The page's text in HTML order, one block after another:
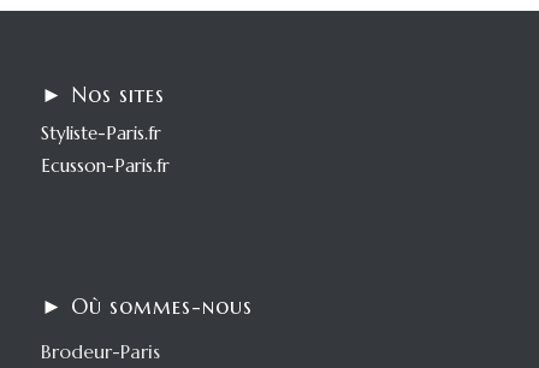
► Nos sites
Styliste-Paris.fr
Ecusson-Paris.fr
► Où sommes-nous
Brodeur-Paris